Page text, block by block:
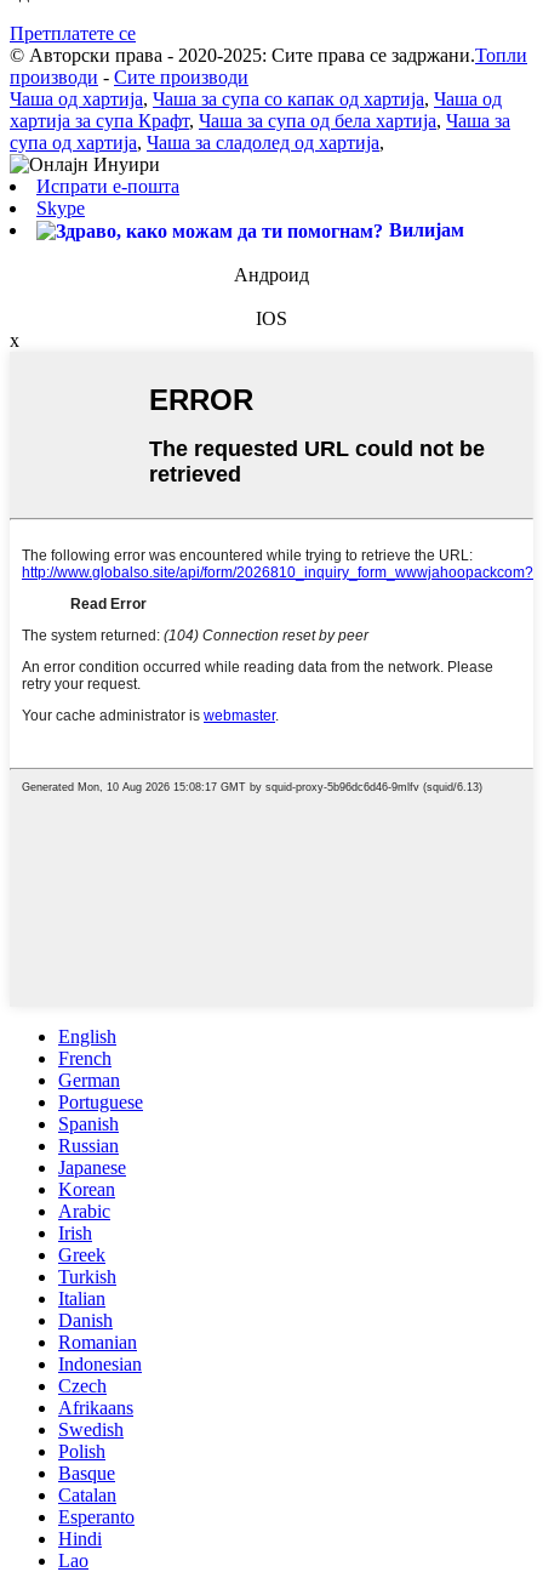
Претплатете се
© Авторски права - 2020-2025: Сите права се задржани.Топли
производи - Сите производи
Чаша од хартија, Чаша за супа со капак од хартија, Чаша од
хартија за супа Крафт, Чаша за супа од бела хартија, Чаша за
супа од хартија, Чаша за сладолед од хартија,
Испрати е-пошта
Skype
Вилијам
Андроид
IOS
x
English
French
German
Portuguese
Spanish
Russian
Japanese
Korean
Arabic
Irish
Greek
Turkish
Italian
Danish
Romanian
Indonesian
Czech
Afrikaans
Swedish
Polish
Basque
Catalan
Esperanto
Hindi
Lao